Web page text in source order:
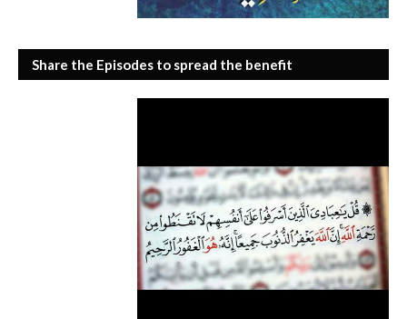
Share the Episodes to spread the benefit